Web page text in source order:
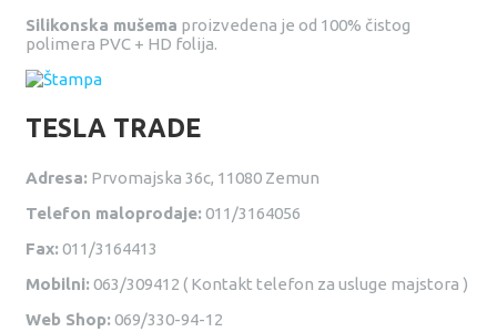
Silikonska mušema proizvedena je od 100% čistog
polimera PVC + HD folija.
TESLA TRADE
Adresa: Prvomajska 36c, 11080 Zemun
Telefon maloprodaje:011/3164056
Fax:011/3164413
Mobilni:063/309412 ( Kontakt telefon za usluge majstora )
Web Shop:069/330-94-12